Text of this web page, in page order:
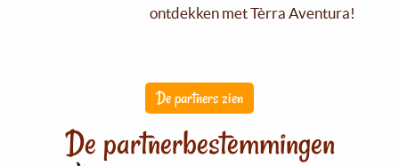
ontdekken met Tèrra Aventura!
De partners zien
De partnerbestemmingen